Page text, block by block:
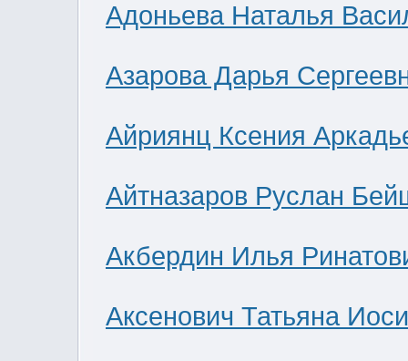
Адоньева Наталья
Азарова Дарья
Айриянц Ксения
Айтназаров Руслан
Акбердин Илья
Аксенович Татьяна